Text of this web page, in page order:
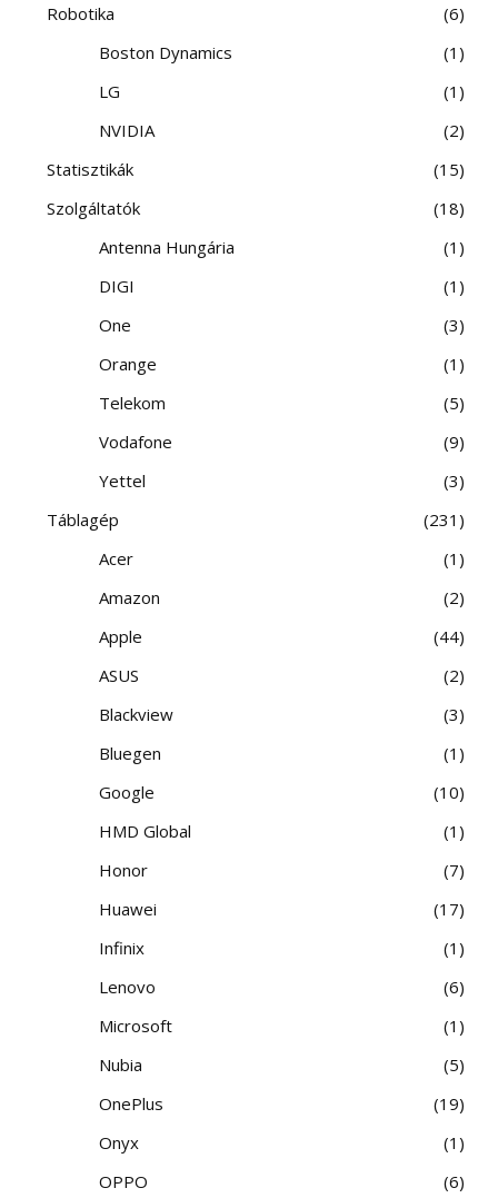
Robotika
6
Boston Dynamics
1
LG
1
NVIDIA
2
Statisztikák
15
Szolgáltatók
18
Antenna Hungária
1
DIGI
1
One
3
Orange
1
Telekom
5
Vodafone
9
Yettel
3
Táblagép
231
Acer
1
Amazon
2
Apple
44
ASUS
2
Blackview
3
Bluegen
1
Google
10
HMD Global
1
Honor
7
Huawei
17
Infinix
1
Lenovo
6
Microsoft
1
Nubia
5
OnePlus
19
Onyx
1
OPPO
6